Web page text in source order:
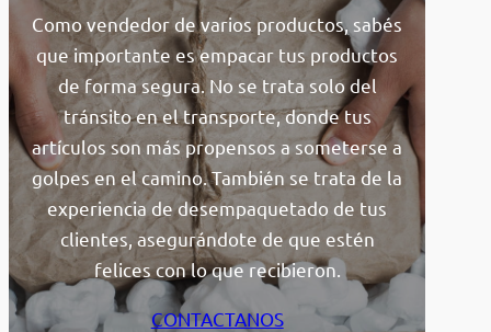
Como vendedor de varios productos, sabés
que importante es empacar tus productos
de forma segura. No se trata solo del
tránsito en el transporte, donde tus
artículos son más propensos a someterse a
golpes en el camino. También se trata de la
experiencia de desempaquetado de tus
clientes, asegurándote de que estén
felices con lo que recibieron.
CONTACTANOS